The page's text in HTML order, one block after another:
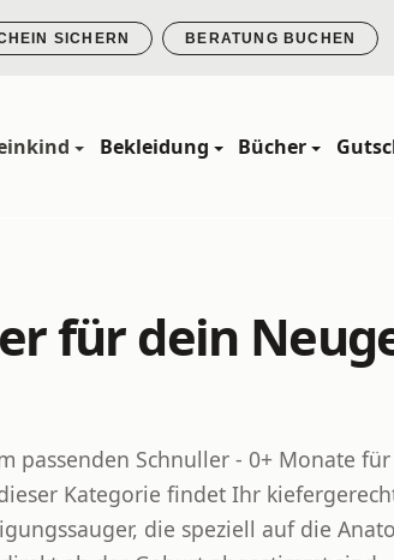
SICHERN BERATUNG BUCHEN
Bekleidung Bücher
für dein
passenden Schnuller - 0+ Monate
Kategorie findet Ihr
die speziell auf die